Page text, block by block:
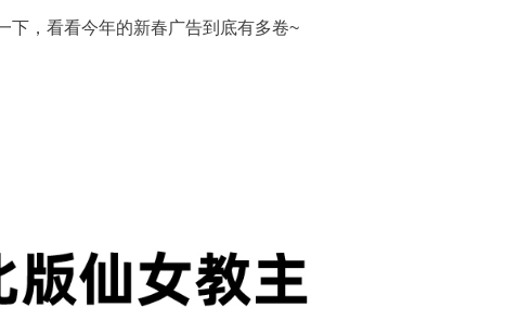
下，看看今年的新春广告到底有多卷~